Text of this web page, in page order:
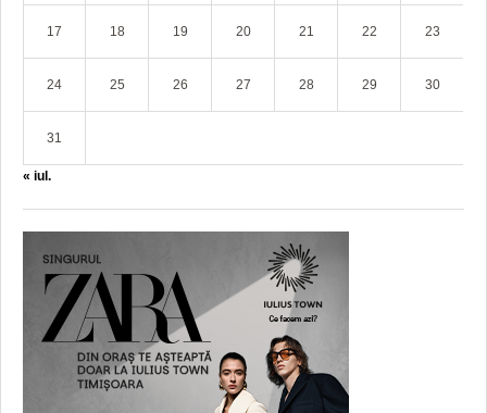
17 18 19 20 21 22 23
24 25 26 27 28 29 30
31
« iul.